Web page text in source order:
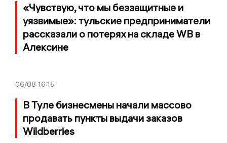
«Чувствую, что мы беззащитные и
уязвимые»: тульские предприниматели
рассказали о потерях на складе WB в
Алексине
06/08 16:15
В Туле бизнесмены начали массово
продавать пункты выдачи заказов
Wildberries